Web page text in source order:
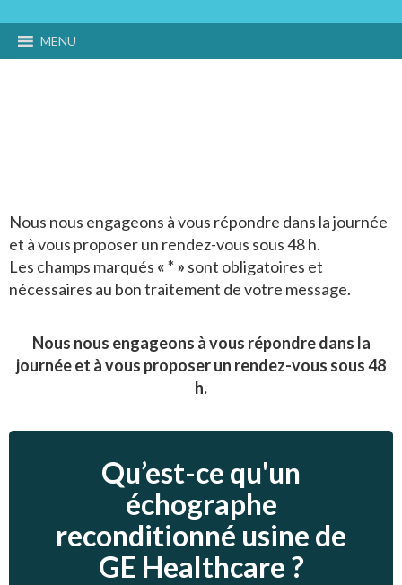
MENU
Nous nous engageons à vous répondre dans la journée
et à vous proposer un rendez-vous sous 48 h.
Les champs marqués « * » sont obligatoires et
nécessaires au bon traitement de votre message.
Nous nous engageons à vous répondre dans la
journée et à vous proposer un rendez-vous sous 48
h.
Qu’est-ce qu'un
échographe
reconditionné usine de
GE Healthcare ?